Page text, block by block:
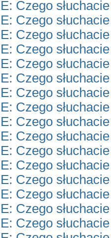
Czego
Czego
Czego
Czego
Czego
Czego
Czego
Czego
Czego
Czego
Czego
Czego
Czego
Czego
Czego
Czego